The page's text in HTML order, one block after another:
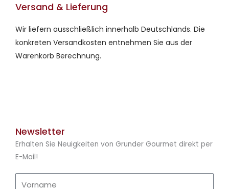
Versand & Lieferung
Wir liefern ausschließlich innerhalb Deutschlands. Die
konkreten Versandkosten entnehmen Sie aus der
Warenkorb Berechnung.
Newsletter
Erhalten Sie Neuigkeiten von Grunder Gourmet direkt per
E-Mail!